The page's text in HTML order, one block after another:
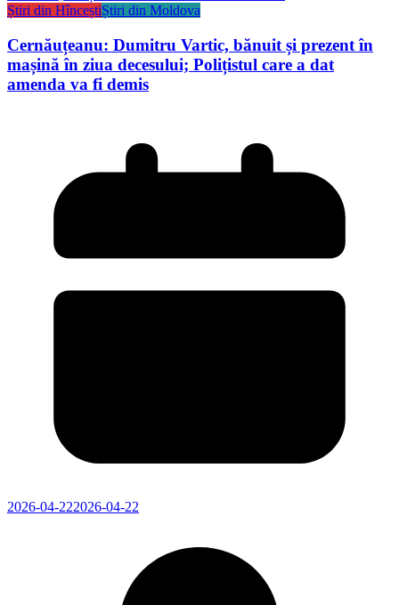
Știri din HînceștiȘtiri din Moldova
Cernăuțeanu: Dumitru Vartic, bănuit și prezent în
mașină în ziua decesului; Polițistul care a dat
amenda va fi demis
2026-04-222026-04-22